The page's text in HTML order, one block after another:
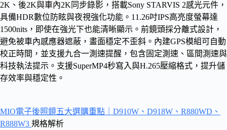
2K、後2K與車內2K同步錄影，搭載Sony STARVIS 2感光元件，
具備HDR數位防眩與夜視強化功能。11.26吋IPS高亮度螢幕達
1500nits，即使在強光下也能清晰顯示。前鏡頭採分離式設計，
避免被車內感應器遮蔽，畫面穩定不歪斜。內建GPS模組可自動
校正時間，並支援九合一測速提醒，包含固定測速、區間測速與
科技執法提示。支援SuperMP4秒寫入與H.265壓縮格式，提升儲
存效率與穩定性。
MIO電子後照鏡五大選購重點｜D910W、D918W、R880WD、
R888W3 規格解析